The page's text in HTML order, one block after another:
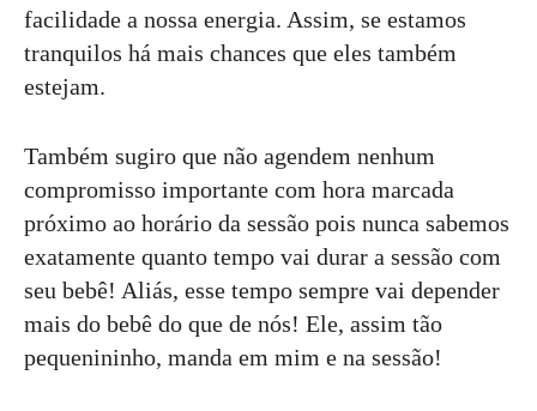
facilidade a nossa energia. Assim, se estamos
tranquilos há mais chances que eles também
estejam.
Também sugiro que não agendem nenhum
compromisso importante com hora marcada
próximo ao horário da sessão pois nunca sabemos
exatamente quanto tempo vai durar a sessão com
seu bebê! Aliás, esse tempo sempre vai depender
mais do bebê do que de nós! Ele, assim tão
pequenininho, manda em mim e na sessão!